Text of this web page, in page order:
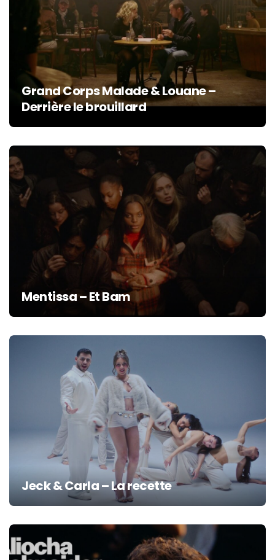
Grand Corps Malade & Louane –
Derrière le brouillard
Mentissa – Et Bam
Jeck & Carla – La recette